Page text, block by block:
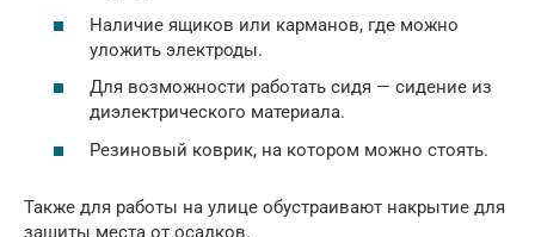
Наличие ящиков или карманов, где можно
уложить электроды.
Для возможности работать сидя — сидение из
диэлектрического материала.
Резиновый коврик, на котором можно стоять.
Также для работы на улице обустраивают накрытие для
защиты места от осадков.